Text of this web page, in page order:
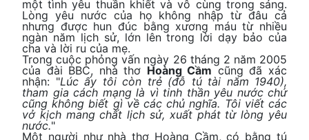
một tình yêu thuần khiết và vô cùng trong sáng.
Lòng yêu nước của họ không nhập từ đâu cả
nhưng được hun đúc bằng xương máu từ nhiều
ngàn năm lịch sử, lớn lên trong lời dạy bảo của
cha và lời ru của mẹ.
Trong cuộc phỏng vấn ngày 26 tháng 2 năm 2005
của đài BBC, nhà thơ Hoàng Cầm cũng đã xác
nhận: "Lúc ấy tôi còn trẻ (đỗ tú tài năm 1940),
tham gia cách mạng là vì tinh thần yêu nước chứ
cũng không biết gì về các chủ nghĩa. Tôi viết các
vở kịch mang chất lịch sử, xuất phát từ lòng yêu
nước."
Một người như nhà thơ Hoàng Cầm, có bằng tú